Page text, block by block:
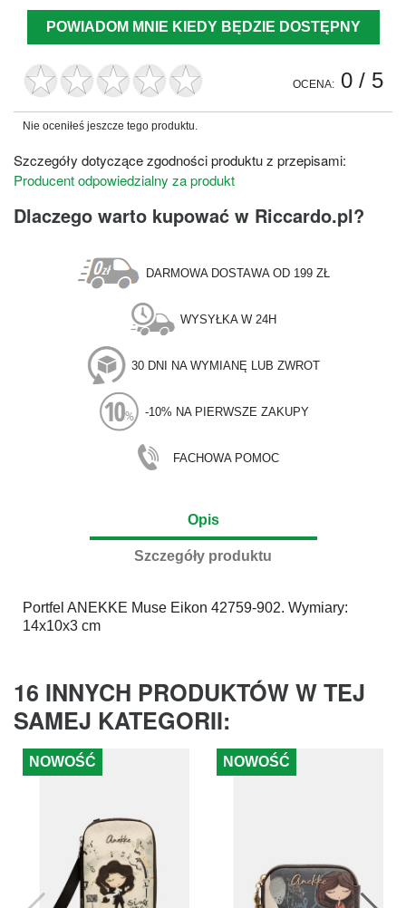
POWIADOM MNIE KIEDY BĘDZIE DOSTĘPNY
OCENA: 0 / 5
Nie oceniłeś jeszcze tego produktu.
Szczegóły dotyczące zgodności produktu z przepisami:
Producent odpowiedzialny za produkt
Dlaczego warto kupować w Riccardo.pl?
DARMOWA DOSTAWA OD 199 ZŁ
WYSYŁKA W 24H
30 DNI NA WYMIANĘ LUB ZWROT
-10% NA PIERWSZE ZAKUPY
FACHOWA POMOC
Opis
Szczegóły produktu
Portfel ANEKKE Muse Eikon 42759-902. Wymiary:
14x10x3 cm
16 INNYCH PRODUKTÓW W TEJ
SAMEJ KATEGORII:
NOWOŚĆ NOWOŚĆ